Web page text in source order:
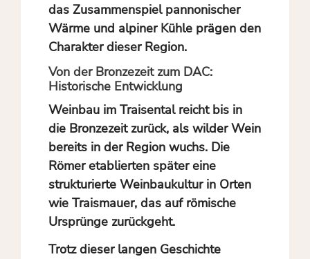
das Zusammenspiel pannonischer
Wärme und alpiner Kühle prägen den
Charakter dieser Region.
Von der Bronzezeit zum DAC:
Historische Entwicklung
Weinbau im Traisental reicht bis in
die Bronzezeit zurück, als wilder Wein
bereits in der Region wuchs. Die
Römer etablierten später eine
strukturierte Weinbaukultur in Orten
wie Traismauer, das auf römische
Ursprünge zurückgeht.
Trotz dieser langen Geschichte